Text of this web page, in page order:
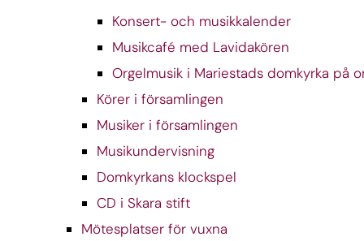
Konsert- och musikkalender
Musikcafé med Lavidakören
Orgelmusik i Mariestads domkyrka på
Körer i församlingen
Musiker i församlingen
Musikundervisning
Domkyrkans klockspel
CD i Skara stift
Mötesplatser för vuxna